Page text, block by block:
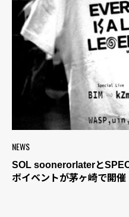
NEWS
SOL soonerorlaterと
ボイベントが茅ヶ崎で開催